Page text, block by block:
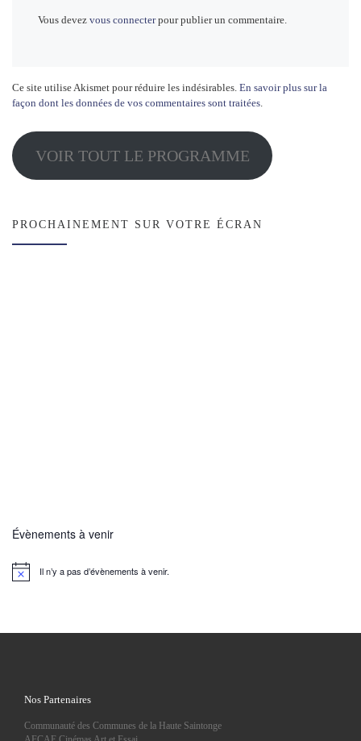
Vous devezvous connecterpour publier un commentaire.
Ce site utilise Akismet pour réduire les indésirables. En savoir plus sur la
façon dont les données de vos commentaires sont traitées
VOIR TOUT LE PROGRAMME
PROCHAINEMENT SUR VOTRE ÉCRAN
Évènements à venir
e
Il n’y a pas d’évènements à venir.
Nos Partenaires
Communauté des Communes de la Haute Saintonge